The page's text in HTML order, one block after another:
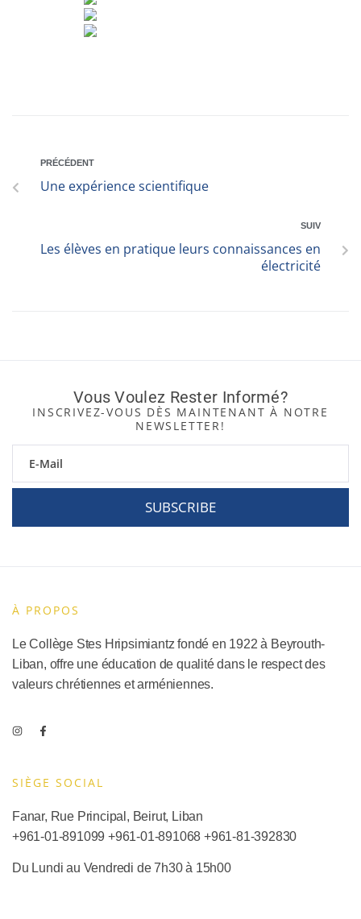
PRÉCÉDENT
Une expérience scientifique
SUIV
Les élèves en pratique leurs connaissances en
électricité
Vous Voulez Rester Informé?
INSCRIVEZ-VOUS DÈS MAINTENANT À NOTRE
NEWSLETTER!
SUBSCRIBE
À PROPOS
Le Collège Stes Hripsimiantz fondé en 1922 à Beyrouth-
Liban, offre une éducation de qualité dans le respect des
valeurs chrétiennes et arméniennes.
SIÈGE SOCIAL​
Fanar, Rue Principal, Beirut, Liban
+961-01-891099 +961-01-891068+961-81-392830
Du Lundi au Vendredi de 7h30 à 15h00